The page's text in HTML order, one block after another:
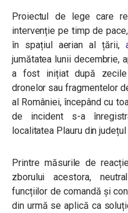
Proiectul de lege care
intervenție pe timp de
în spațiul aerian al țării,
jumătatea lunii decembrie,
a fost inițiat după
dronelor sau fragmentelor
al României, începând cu
de incident s-a
localitatea Plauru din județul
Printre măsurile de
zborului acestora,
funcțiilor de comandă și
din urmă se aplică ca